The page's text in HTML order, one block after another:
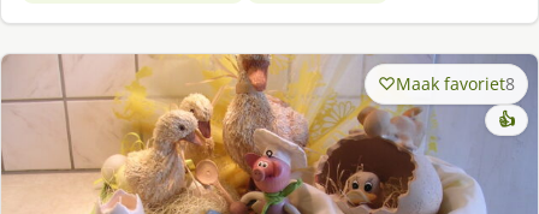
Maak favoriet8
👍